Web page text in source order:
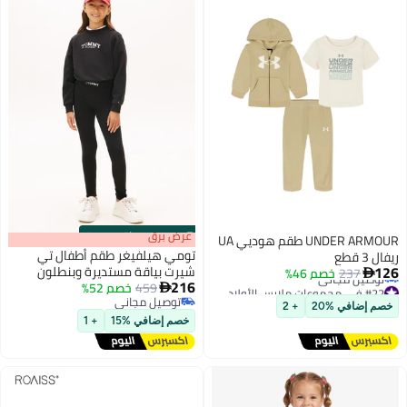
UNDER ARMOUR طقم هوديي UA
ريفال 3 قطع
126
237خصم 46%
#22 في مجموعات ملابس الأولاد
أقل سعر في السنة
توصيل مجاني
#22 في مجموعات ملابس الأولاد
خصم إضافي %20 + 2
00m:00s
·باقي 100% عرض برق
تومي هيلفيغر طقم أطفال تي
شيرت بياقة مستديرة وبنطلون
216
459 خصم 52%
توصيل مجاني
توصيل مجاني
خصم إضافي %15 + 1